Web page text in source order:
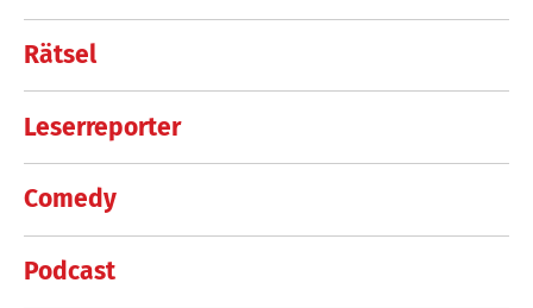
Rätsel
Leserreporter
Comedy
Podcast